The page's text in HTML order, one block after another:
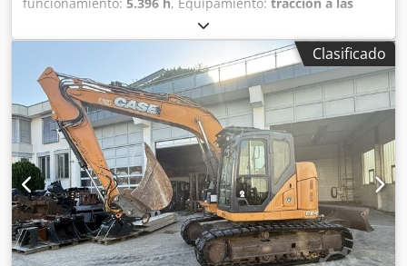
funcionamiento: 5.396 h, Equipamiento: tracción a las
, CATERPILLAR Modelo: 1650M Peso en vacío:
19 200 kg Potencia: 122 kW Horas de trabajo: 5396
Equipamiento: - Asiento calefactado - Aire acondicionado -
Radio Dsdpfx Ahezhyrmjuekr - Rastrillo trasero con 3
dientes - Dispositivos y rejillas de protección de la cabina
en la parte delantera - Pala niveladora (plegable
hidráulicamente) Con gusto le brindamos asistencia
también en el área de financiación/arrendamiento a través
de nuestros socios. Todos los datos sin garantía. Salvo
error y omisión.
Clasificado